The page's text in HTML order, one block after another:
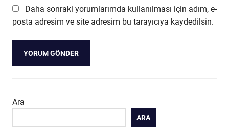
Daha sonraki yorumlarımda kullanılması için adım, e-
posta adresim ve site adresim bu tarayıcıya kaydedilsin.
Ara
ARA